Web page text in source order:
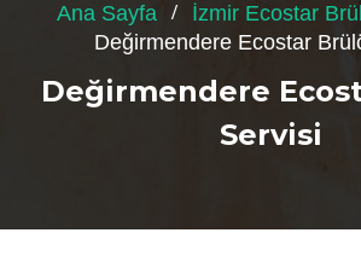
Ana Sayfa
İzmir Ecostar
Değirmendere Ecostar
Değirmendere
Servisi